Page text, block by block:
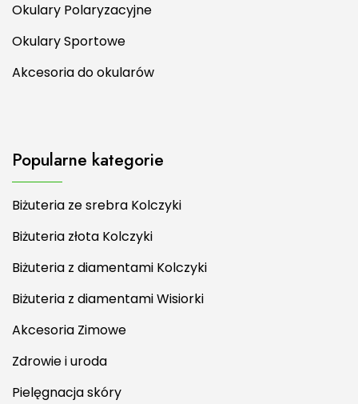
Okulary Polaryzacyjne
Okulary Sportowe
Akcesoria do okularów
Popularne kategorie
Biżuteria ze srebra Kolczyki
Biżuteria złota Kolczyki
Biżuteria z diamentami Kolczyki
Biżuteria z diamentami Wisiorki
Akcesoria Zimowe
Zdrowie i uroda
Pielęgnacja skóry